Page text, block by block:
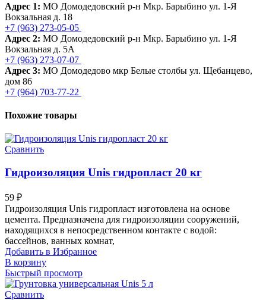
Адрес 1: МО Домодедовский р-н Мкр. Барыбино ул. 1-Я
Вокзальная д. 18
+7 (963) 273-05-05
Адрес 2: МО Домодедовский р-н Мкр. Барыбино ул. 1-Я
Вокзальная д. 5А
+7 (963) 273-07-07
Адрес 3: МО Домодедово мкр Белые столбы ул. Щебанцево,
дом 86
+7 (964) 703-77-22
Похожие товары
Сравнить
Гидроизоляция Unis гидропласт 20 кг
59 ₽
Гидроизоляция Unis гидропласт изготовлена на основе
цемента. Предназначена для гидроизоляции сооружений,
находящихся в непосредственном контакте с водой:
бассейнов, ванных комнат,
Добавить в Избранное
В корзину
Быстрый просмотр
Сравнить